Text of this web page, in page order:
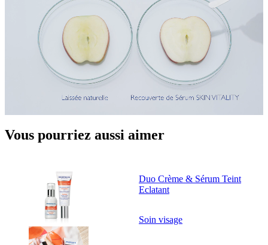
Vous pourriez aussi aimer
Duo Crème & Sérum Teint
Eclatant
Soin visage